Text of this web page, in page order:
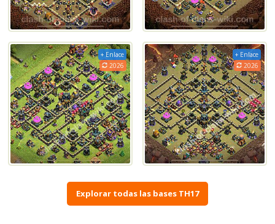
+ Enlace
2026
+ Enlace
2026
Explorar todas las bases TH17